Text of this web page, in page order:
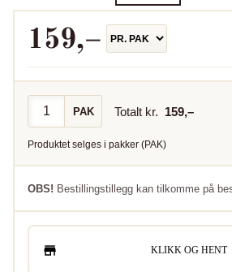
159,–
PAK Totalt kr. 159,–
Produktet selges i pakker (PAK)
OBS! Bestillingstillegg kan tilkomme på
KLIKK OG HENT